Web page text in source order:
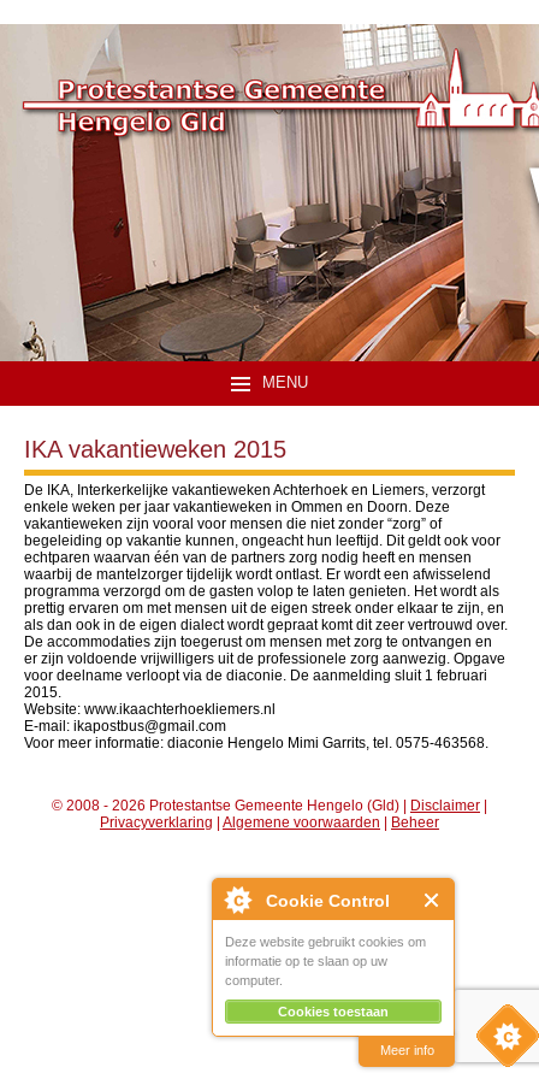
Cookie Control
Deze website gebruikt cookies om
informatie op te slaan op uw
computer.
Cookies toestaan
Meer info
MENU
IKA vakantieweken 2015
De IKA, Interkerkelijke vakantieweken Achterhoek en Liemers, verzorgt
enkele weken per jaar vakantieweken in Ommen en Doorn. Deze
vakantieweken zijn vooral voor mensen die niet zonder “zorg” of
begeleiding op vakantie kunnen, ongeacht hun leeftijd. Dit geldt ook voor
echtparen waarvan één van de partners zorg nodig heeft en mensen
waarbij de mantelzorger tijdelijk wordt ontlast. Er wordt een afwisselend
programma verzorgd om de gasten volop te laten genieten. Het wordt als
prettig ervaren om met mensen uit de eigen streek onder elkaar te zijn, en
als dan ook in de eigen dialect wordt gepraat komt dit zeer vertrouwd over.
De accommodaties zijn toegerust om mensen met zorg te ontvangen en
er zijn voldoende vrijwilligers uit de professionele zorg aanwezig. Opgave
voor deelname verloopt via de diaconie. De aanmelding sluit 1 februari
2015.
Website: www.ikaachterhoekliemers.nl
E-mail: ikapostbus@gmail.com
Voor meer informatie: diaconie Hengelo Mimi Garrits, tel. 0575-463568.
© 2008 - 2026 Protestantse Gemeente Hengelo (Gld) | Disclaimer |
Privacyverklaring | Algemene voorwaarden | Beheer